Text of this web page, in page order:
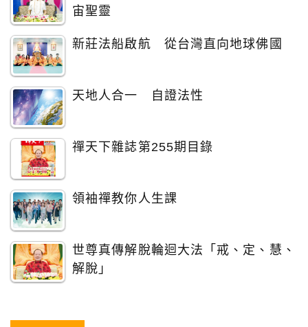
宙聖靈
新莊法船啟航 從台灣直向地球佛國
天地人合一 自證法性
禪天下雜誌第255期目錄
領袖禪教你人生課
世尊真傳解脫輪迴大法「戒、定、慧、
解脫」